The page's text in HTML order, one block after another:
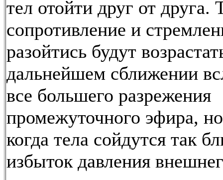
тел отойти друг от друга.
сопротивление и
разойтись будут
дальнейшем сближении
все большего разрежения
промежуточного эфира,
когда тела сойдутся так
избыток давления